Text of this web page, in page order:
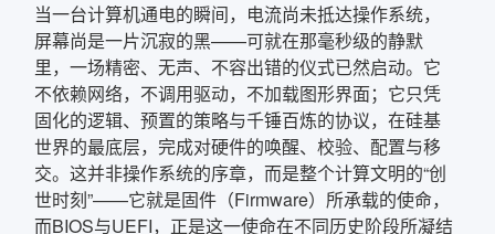
当一台计算机通电的瞬间，电流尚未抵达操作系统，
屏幕尚是一片沉寂的黑——可就在那毫秒级的静默
里，一场精密、无声、不容出错的仪式已然启动。它
不依赖网络，不调用驱动，不加载图形界面；它只凭
固化的逻辑、预置的策略与千锤百炼的协议，在硅基
世界的最底层，完成对硬件的唤醒、校验、配置与移
交。这并非操作系统的序章，而是整个计算文明的“创
世时刻”——它就是固件（Firmware）所承载的使命，
而BIOS与UEFI，正是这一使命在不同历史阶段所凝结